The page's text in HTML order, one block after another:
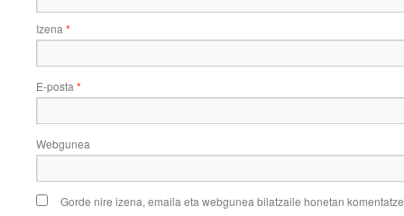
Izena *
E-posta *
Webgunea
Gorde nire izena, emaila eta webgunea bilatzaile honetan